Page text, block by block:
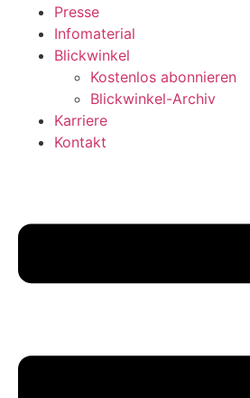
Presse
Infomaterial
Blickwinkel
Kostenlos abonnieren
Blickwinkel-Archiv
Karriere
Kontakt